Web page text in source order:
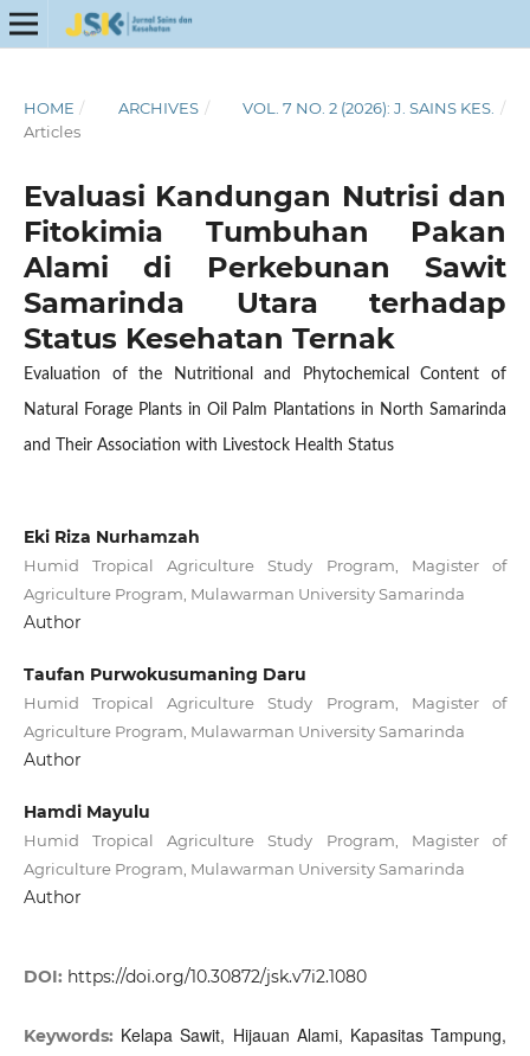
HOME / ARCHIVES / VOL. 7 NO. 2 (2026): J. SAINS KES. /
Articles
Evaluasi Kandungan Nutrisi dan
Fitokimia Tumbuhan Pakan
Alami di Perkebunan Sawit
Samarinda Utara terhadap
Status Kesehatan Ternak
Evaluation of the Nutritional and Phytochemical Content of
Natural Forage Plants in Oil Palm Plantations in North Samarinda
and Their Association with Livestock Health Status
Eki Riza Nurhamzah
Humid Tropical Agriculture Study Program, Magister of
Agriculture Program, Mulawarman University Samarinda
Author
Taufan Purwokusumaning Daru
Humid Tropical Agriculture Study Program, Magister of
Agriculture Program, Mulawarman University Samarinda
Author
Hamdi Mayulu
Humid Tropical Agriculture Study Program, Magister of
Agriculture Program, Mulawarman University Samarinda
Author
DOI: https://doi.org/10.30872/jsk.v7i2.1080
Keywords: Kelapa Sawit, Hijauan Alami, Kapasitas Tampung,